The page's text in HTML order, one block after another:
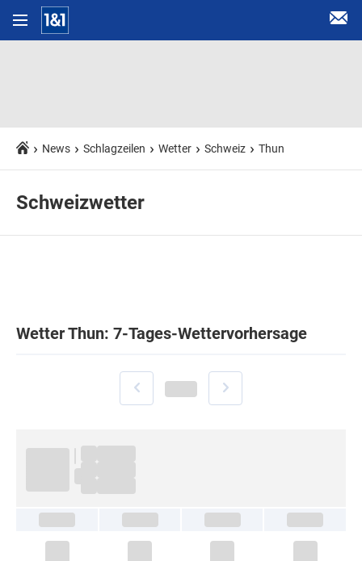
News Schlagzeilen Wetter Schweiz Thun
Schweizwetter
Wetter Thun: 7-Tages-Wettervorhersage